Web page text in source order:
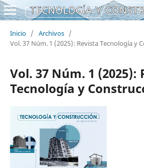
Inicio / Archivos /
Vol. 37 Núm. 1 (2025): Revista Tecnología y
Vol. 37 Núm. 1 (2025):
Tecnología y